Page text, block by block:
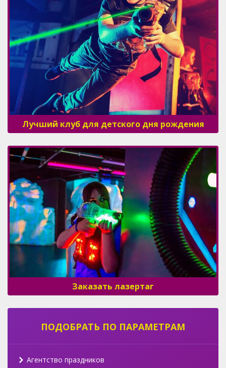
Лучший клуб для детского дня рождения
Заказать лазертаг
ПОДОБРАТЬ ПО ПАРАМЕТРАМ
Агентство праздников